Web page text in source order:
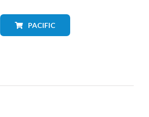
PACIFIC